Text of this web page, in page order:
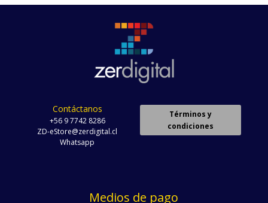
Contáctanos
+56 9 7742 8286
ZD-eStore@zerdigital.cl
Whatsapp
Términos y
condiciones
Medios de pago